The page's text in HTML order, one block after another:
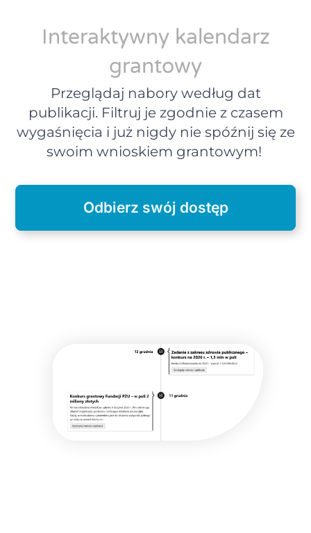
Interaktywny kalendarz
grantowy
Przeglądaj nabory według dat
publikacji. Filtruj je zgodnie z czasem
wygaśnięcia i już nigdy nie spóźnij się ze
swoim wnioskiem grantowym!
Odbierz swój dostęp